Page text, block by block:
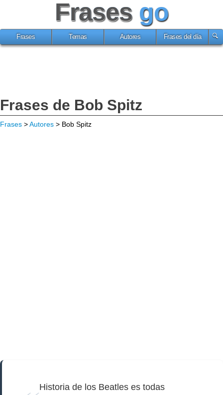
Frases go
Frases Temas Autores Frases del día
Frases de Bob Spitz
Frases >Autores > Bob Spitz
Historia de los Beatles es todas